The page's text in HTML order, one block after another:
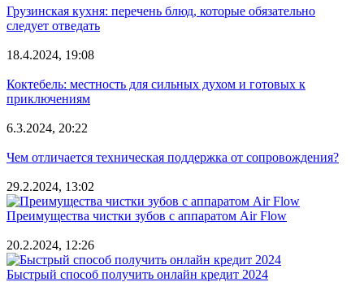
Грузинская кухня: перечень блюд, которые обязательно
следует отведать
18.4.2024, 19:08
Коктебель: местность для сильных духом и готовых к
приключениям
6.3.2024, 20:22
Чем отличается техническая поддержка от сопровождения?
29.2.2024, 13:02
Преимущества чистки зубов с аппаратом Air Flow
20.2.2024, 12:26
Быстрый способ получить онлайн кредит 2024